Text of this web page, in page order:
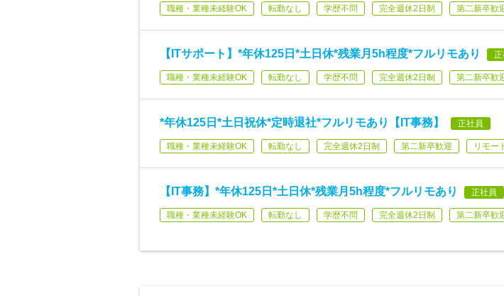
職種・業種未経験OK 転勤なし 学歴不問 完全週休2日制 第二新卒歓
【ITサポート】*年休125日*土日休*残業月5h程度*フルリモあり 正
職種・業種未経験OK 転勤なし 学歴不問 完全週休2日制 第二新卒歓
*年休125日*土日祝休*定時退社*フルリモあり【IT事務】 正社員
職種・業種未経験OK 転勤なし 完全週休2日制 第二新卒歓迎 リモー
【IT事務】*年休125日*土日休*残業月5h程度*フルリモあり 正社員
職種・業種未経験OK 転勤なし 学歴不問 完全週休2日制 第二新卒歓